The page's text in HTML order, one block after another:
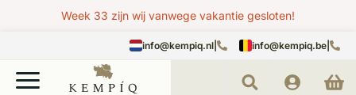
Week 33 zijn wij vanwege vakantie gesloten!
info@kempiq.nl info@kempiq.be